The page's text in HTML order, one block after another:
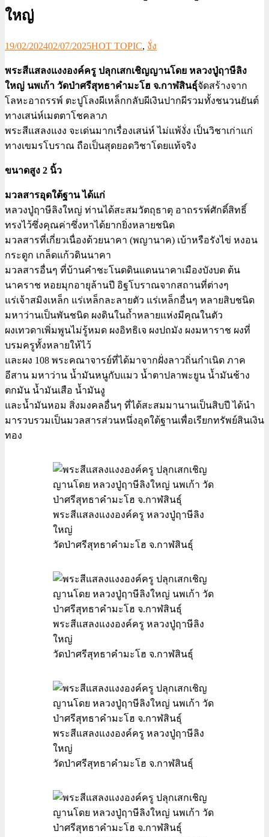
ใหญ่
19/02/202402/07/2025HOT TOPIC, งั่ง
พระสีแสลงแงงองค์ครู ปลุกเสกเชิญญานโดย หลวงปู่ฤาษีลิง
ใหญ่ นพเก้า วัดป่าศรีสุทธาคำมะโฮ จ.กาฬสินธุ์จัดสร้างจาก
โลหะอาถรรพ์ ตะปูโลงผีเหล็กกลับผีเงินปากผีรวมทั้งชนวนยันต์
ทางเสน่ห์เมตตาโชคลาภ
พระสีแสลงแงง จะเด่นมากเรื่องเสน่ห์ ไม่แพ้งั่ง เป็นวิชาเก่าแก่
ทางเขมรโบราณ ถือเป็นสุดยอดวิชาโดยแท้จริง
ขนาดสูง 2 นิ้ว
มวลสารอุดใต้ฐาน ได้แก่
หลวงปู่ฤาษีลิงใหญ่ ท่านได้สะสมวัตถุธาตุ อาถรรพ์ศักดิ์สิทธิ์
ทรงไว้ซึ่งคุณค่าซึ่งหาได้ยากยิ่งหลายชนิด
มวลสารที่เกี่ยวเนื่องด้วยนาคา (พญานาค) เบ้าหรือรังไข่ หงอน
กระดูก เกล็ดแก้วดินนาคา
มวลสารอื่นๆ ที่บ้านคำชะโนดดินแดนนาคาเมืองบังบด ต้น
นาคราช หอยมุกอายุล้านปี อิฐโบราณจากสถานที่ต่างๆ
แร่เจ้าสมิงเหล็ก แร่เหล็กละลายตัว แร่เหล็กอื่นๆ หลายสิบชนิด
มหาว่านเป็นพันชนิด ผงดินในถ้ำหลายแห่งมีคุณในตัว
ผงเทวดาเพิ่มพูนไม่รู้หมด ผงอิทธิเจ ผงปถมัง ผงมหาราช ผงที่
บรมครูทั้งหลายให้ไว้
และผง 108 พระคณาจารย์ที่ได้มาจากฝั่งลาวถิ่นกำเนิด ภาค
อีสาน มหาว่าน น้ำมันหนูกับแมว น้ำตาปลาพะยูน น้ำมันช้าง
ตกมัน น้ำมันเสือ น้ำมันงู
และน้ำมันหอม สิ่งมงคลอื่นๆ ที่ได้สะสมมานานเป็นสิบปี ได้นำ
มารวบรวมเป็นมวลสารส่วนหนึ่งอุดใต้ฐานเพื่อเรียกทรัพย์สินเงิน
ทอง
พระสีแสลงแงงองค์ครู หลวงปู่ฤาษีลิง
ใหญ่
วัดป่าศรีสุทธาคำมะโฮ จ.กาฬสินธุ์
พระสีแสลงแงงองค์ครู หลวงปู่ฤาษีลิง
ใหญ่
วัดป่าศรีสุทธาคำมะโฮ จ.กาฬสินธุ์
พระสีแสลงแงงองค์ครู หลวงปู่ฤาษีลิง
ใหญ่
วัดป่าศรีสุทธาคำมะโฮ จ.กาฬสินธุ์